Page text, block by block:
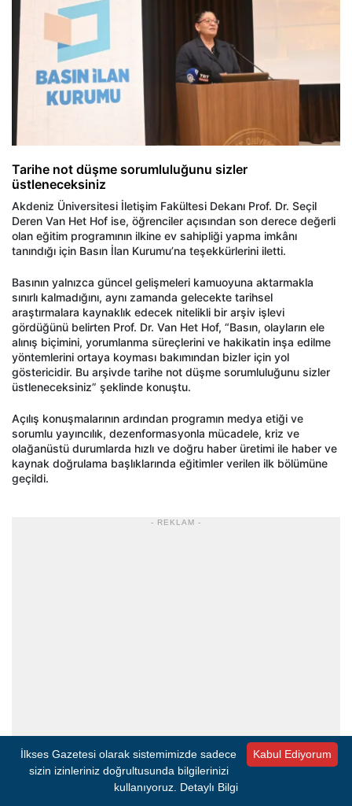
Tarihe not düşme sorumluluğunu sizler
üstleneceksiniz
Akdeniz Üniversitesi İletişim Fakültesi Dekanı Prof. Dr. Seçil
Deren Van Het Hof ise, öğrenciler açısından son derece değerli
olan eğitim programının ilkine ev sahipliği yapma imkânı
tanındığı için Basın İlan Kurumu’na teşekkürlerini iletti.
Basının yalnızca güncel gelişmeleri kamuoyuna aktarmakla
sınırlı kalmadığını, aynı zamanda gelecekte tarihsel
araştırmalara kaynaklık edecek nitelikli bir arşiv işlevi
gördüğünü belirten Prof. Dr. Van Het Hof, “Basın, olayların ele
alınış biçimini, yorumlanma süreçlerini ve hakikatin inşa edilme
yöntemlerini ortaya koyması bakımından bizler için yol
göstericidir. Bu arşivde tarihe not düşme sorumluluğunu sizler
üstleneceksiniz” şeklinde konuştu.
Açılış konuşmalarının ardından programın medya etiği ve
sorumlu yayıncılık, dezenformasyonla mücadele, kriz ve
olağanüstü durumlarda hızlı ve doğru haber üretimi ile haber ve
kaynak doğrulama başlıklarında eğitimler verilen ilk bölümüne
geçildi.
- REKLAM -
Kabul Ediyorum
İlkses Gazetesi olarak sistemimizde sadece
sizin izinleriniz doğrultusunda bilgilerinizi
kullanıyoruz. Detaylı Bilgi